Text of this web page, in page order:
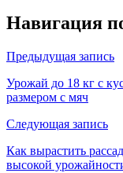
Навигация
Предыдущая запись
Урожай до 18 кг с
размером с мяч
Следующая запись
Как вырастить
высокой